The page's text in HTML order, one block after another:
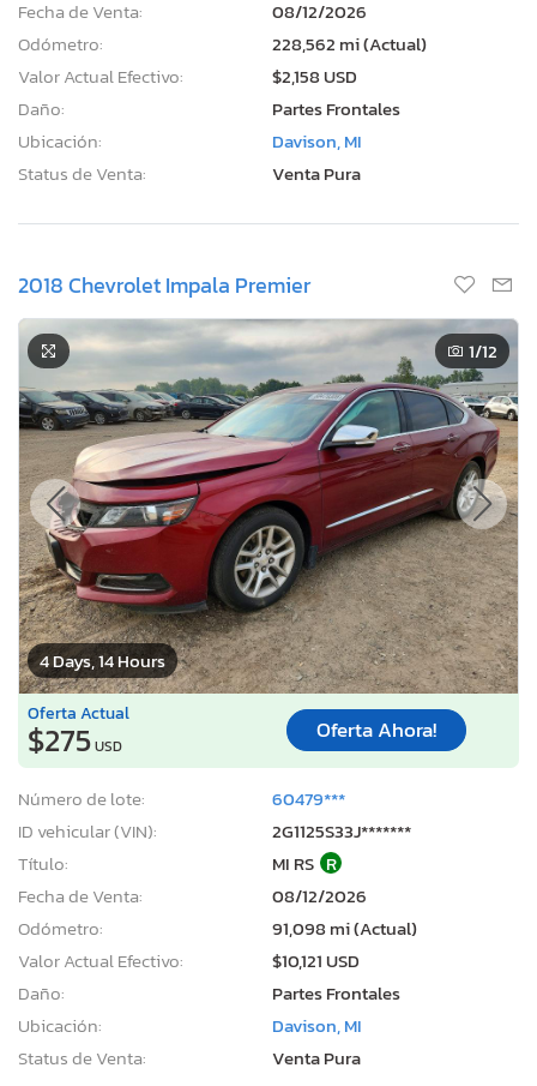
Fecha de Venta:
08/12/2026
Odómetro:
228,562 mi (Actual)
Valor Actual Efectivo:
$2,158 USD
Daño:
Partes Frontales
Ubicación:
Davison, MI
Status de Venta:
Venta Pura
2018 Chevrolet Impala Premier
4 Days, 14 Hours
1/12
Oferta Actual
$275USD
Oferta Ahora!
Número de lote:
60479***
ID vehicular (VIN):
2G1125S33J*******
Título:
MI RS R
Fecha de Venta:
08/12/2026
Odómetro:
91,098 mi (Actual)
Valor Actual Efectivo:
$10,121 USD
Daño:
Partes Frontales
Ubicación:
Davison, MI
Status de Venta:
Venta Pura